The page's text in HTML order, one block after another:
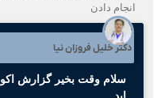
انجام دادن
دکتر خلیل فروزان نیا
سلام وقت بخیر گزارش اکو